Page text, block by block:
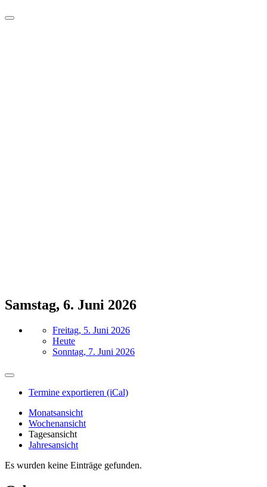
Samstag, 6. Juni 2026
Freitag, 5. Juni 2026
Heute
Sonntag, 7. Juni 2026
Termine exportieren (iCal)
Monatsansicht
Wochenansicht
Tagesansicht
Jahresansicht
Es wurden keine Einträge gefunden.